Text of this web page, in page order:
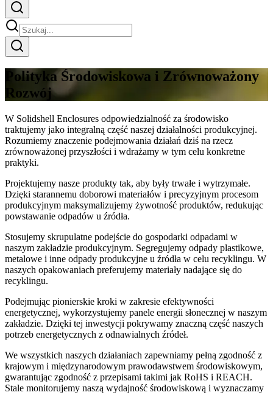
Polityka Środowiskowa i Zrównoważony
Rozwój
W Solidshell Enclosures odpowiedzialność za środowisko
traktujemy jako integralną część naszej działalności produkcyjnej.
Rozumiemy znaczenie podejmowania działań dziś na rzecz
zrównoważonej przyszłości i wdrażamy w tym celu konkretne
praktyki.
Projektujemy nasze produkty tak, aby były trwałe i wytrzymałe.
Dzięki starannemu doborowi materiałów i precyzyjnym procesom
produkcyjnym maksymalizujemy żywotność produktów, redukując
powstawanie odpadów u źródła.
Stosujemy skrupulatne podejście do gospodarki odpadami w
naszym zakładzie produkcyjnym. Segregujemy odpady plastikowe,
metalowe i inne odpady produkcyjne u źródła w celu recyklingu. W
naszych opakowaniach preferujemy materiały nadające się do
recyklingu.
Podejmując pionierskie kroki w zakresie efektywności
energetycznej, wykorzystujemy panele energii słonecznej w naszym
zakładzie. Dzięki tej inwestycji pokrywamy znaczną część naszych
potrzeb energetycznych z odnawialnych źródeł.
We wszystkich naszych działaniach zapewniamy pełną zgodność z
krajowym i międzynarodowym prawodawstwem środowiskowym,
gwarantując zgodność z przepisami takimi jak RoHS i REACH.
Stale monitorujemy naszą wydajność środowiskową i wyznaczamy